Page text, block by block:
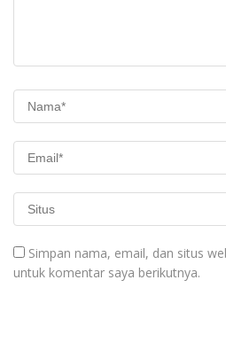
Simpan nama, email, dan situs
untuk komentar saya berikutnya.